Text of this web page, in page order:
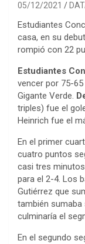
05/12/2021
Estudiantes
casa, en su
rompió con 22
Estudiantes
vencer por 75-65
Gigante Verde.
triples) fue el
Heinrich fue el
En el primer
cuatro puntos
casi tres
para el 2-4. Los
Gutiérrez que
también sumaba
culminaría el
En el segundo